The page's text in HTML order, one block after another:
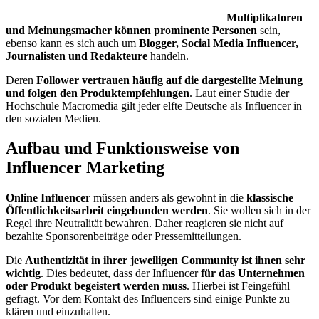
Multiplikatoren
und Meinungsmacher können prominente Personen sein,
ebenso kann es sich auch um Blogger, Social Media Influencer,
Journalisten und Redakteure handeln.
Deren Follower vertrauen häufig auf die dargestellte Meinung
und folgen den Produktempfehlungen. Laut einer Studie der
Hochschule Macromedia gilt jeder elfte Deutsche als Influencer in
den sozialen Medien.
Aufbau und Funktionsweise von
Influencer Marketing
Online Influencer müssen anders als gewohnt in die klassische
Öffentlichkeitsarbeit eingebunden werden. Sie wollen sich in der
Regel ihre Neutralität bewahren. Daher reagieren sie nicht auf
bezahlte Sponsorenbeiträge oder Pressemitteilungen.
Die Authentizität in ihrer jeweiligen Community ist ihnen sehr
wichtig. Dies bedeutet, dass der Influencerfür das Unternehmen
oder Produkt begeistert werden muss. Hierbei ist Feingefühl
gefragt. Vor dem Kontakt des Influencers sind einige Punkte zu
klären und einzuhalten.